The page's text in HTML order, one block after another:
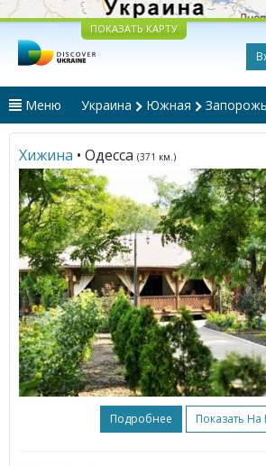
ПОКАЗАТЬ КАРТУ
Меню Украина Южная
Хижина • Одесса (371 км.)
Подробнее Показать На